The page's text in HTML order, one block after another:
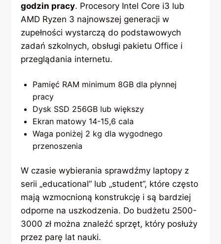
godzin pracy. Procesory Intel Core i3 lub
AMD Ryzen 3 najnowszej generacji w
zupełności wystarczą do podstawowych
zadań szkolnych, obsługi pakietu Office i
przeglądania internetu.
Pamięć RAM minimum 8GB dla płynnej
pracy
Dysk SSD 256GB lub większy
Ekran matowy 14-15,6 cala
Waga poniżej 2 kg dla wygodnego
przenoszenia
W czasie wybierania sprawdźmy laptopy z
serii „educational” lub „student”, które często
mają wzmocnioną konstrukcję i są bardziej
odporne na uszkodzenia. Do budżetu 2500-
3000 zł można znaleźć sprzęt, który posłuży
przez parę lat nauki.